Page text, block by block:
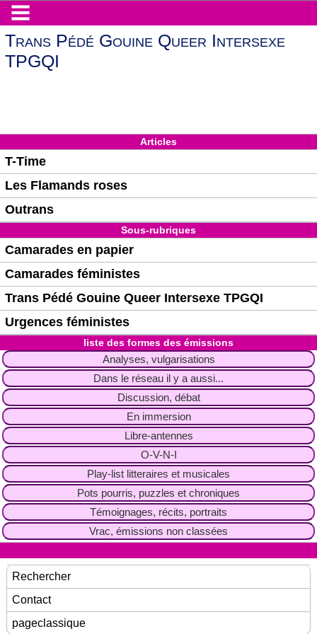
Trans Pédé Gouine Queer Intersexe
TPGQI
Articles
T-Time
Les Flamands roses
Outrans
Sous-rubriques
Camarades en papier
Camarades féministes
Trans Pédé Gouine Queer Intersexe TPGQI
Urgences féministes
liste des formes des émissions
Analyses, vulgarisations
Dans le réseau il y a aussi...
Discussion, débat
En immersion
Libre-antennes
O-V-N-I
Play-list litteraires et musicales
Pots pourris, puzzles et chroniques
Témoignages, récits, portraits
Vrac, émissions non classées
Rechercher
Contact
pageclassique